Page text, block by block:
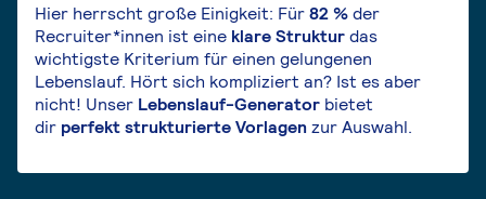
Hier herrscht große Einigkeit: Für82 %der
Recruiter*innen ist eine klare Strukturdas
wichtigste Kriterium für einen gelungenen
Lebenslauf. Hört sich kompliziert an? Ist es aber
nicht! Unser Lebenslauf-Generator bietet
dir perfekt strukturierte Vorlagenzur Auswahl.